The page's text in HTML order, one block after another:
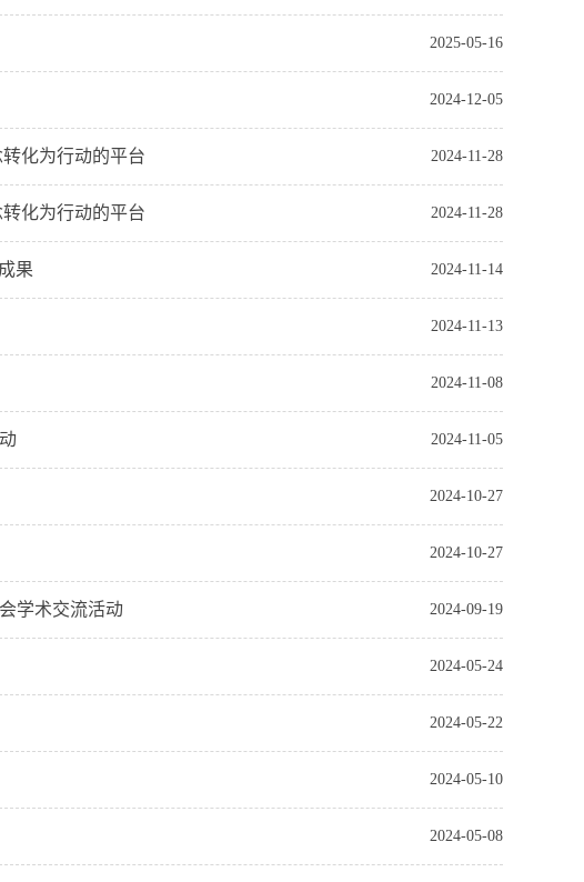
2025-05-16
2024-12-05
化为行动的平台 2024-11-28
化为行动的平台 2024-11-28
果 2024-11-14
2024-11-13
2024-11-08
2024-11-05
2024-10-27
2024-10-27
学术交流活动 2024-09-19
2024-05-24
2024-05-22
2024-05-10
2024-05-08